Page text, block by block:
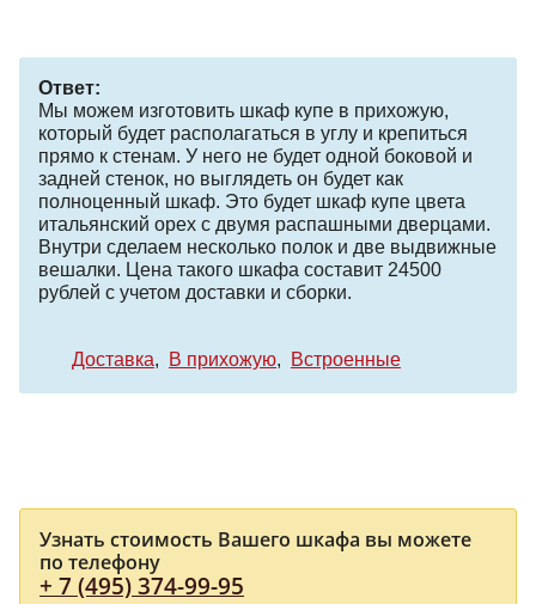
Ответ:
Мы можем изготовить шкаф купе в прихожую,
который будет располагаться в углу и крепиться
прямо к стенам. У него не будет одной боковой и
задней стенок, но выглядеть он будет как
полноценный шкаф. Это будет шкаф купе цвета
итальянский орех с двумя распашными дверцами.
Внутри сделаем несколько полок и две выдвижные
вешалки. Цена такого шкафа составит 24500
рублей с учетом доставки и сборки.
Доставка В прихожую Встроенные
Узнать стоимость Вашего шкафа вы можете
по телефону
+ 7 (495) 374-99-95